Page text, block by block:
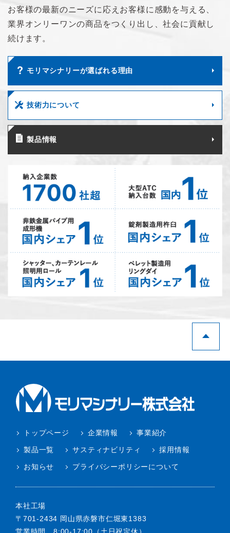
お客様の最新のニーズに応え お客様に感動を与える、
業界オンリーワンの商品をつくり出し、社会に貢献し
続けます。
モリマシナリーが選ばれる理由
技術力について
製品情報
トップページ 企業情報 事業紹介
製品一覧 サスティナビリティ 採用情報
お知らせ プライバシーポリシーについて
本社工場
〒701-2434 岡山県赤磐市仁堀東1383